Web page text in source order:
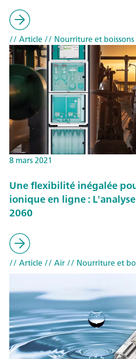
// Article// Nourriture et boissons
8 mars 2021
Une flexibilité inégalée
ionique en ligne :
2060
// Article// Air// Nourriture et